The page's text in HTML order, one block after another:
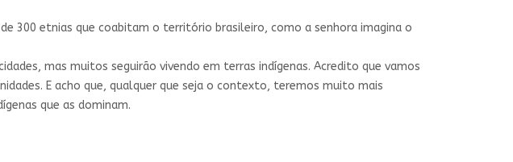
300 etnias que coabitam o território brasileiro, como a senhora imagina o
mas muitos seguirão vivendo em terras indígenas. Acredito que vamos
E acho que, qualquer que seja o contexto, teremos muito mais
que as dominam.